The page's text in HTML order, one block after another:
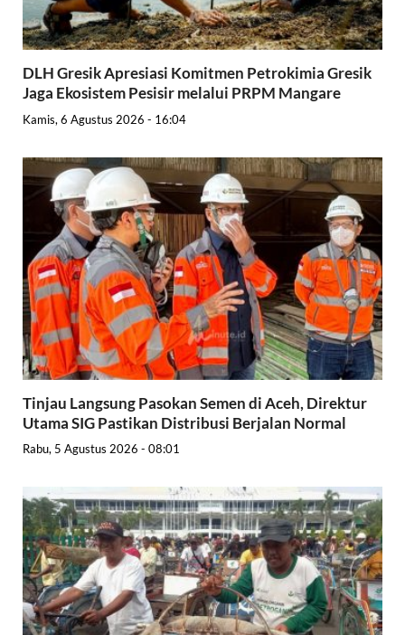
DLH Gresik Apresiasi Komitmen Petrokimia Gresik
Jaga Ekosistem Pesisir melalui PRPM Mangare
Kamis, 6 Agustus 2026 - 16:04
Tinjau Langsung Pasokan Semen di Aceh, Direktur
Utama SIG Pastikan Distribusi Berjalan Normal
Rabu, 5 Agustus 2026 - 08:01